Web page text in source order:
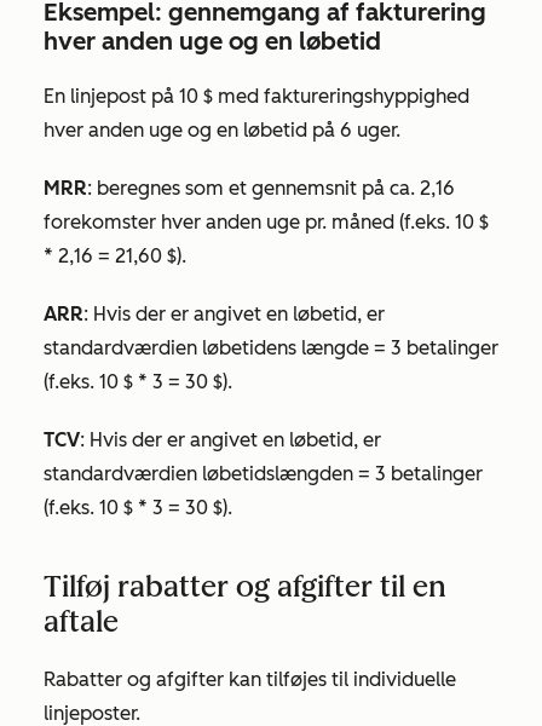
Eksempel: gennemgang af fakturering
hver anden uge og en løbetid
En linjepost på 10 $ med faktureringshyppighed
hver anden uge og en løbetid på 6 uger.
MRR: beregnes som et gennemsnit på ca. 2,16
forekomster hver anden uge pr. måned (f.eks. 10 $
* 2,16 = 21,60 $).
ARR: Hvis der er angivet en løbetid, er
standardværdien løbetidens længde = 3 betalinger
(f.eks. 10 $ * 3 = 30 $).
TCV: Hvis der er angivet en løbetid, er
standardværdien løbetidslængden = 3 betalinger
(f.eks. 10 $ * 3 = 30 $).
Tilføj rabatter og afgifter til en
aftale
Rabatter og afgifter kan tilføjes til individuelle
linjeposter.